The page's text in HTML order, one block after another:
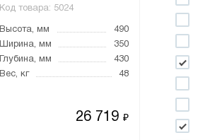
Код товара: 5024
Высота, мм
490
Ширина, мм
350
Глубина, мм
430
Вес, кг
48
26 719 ₽